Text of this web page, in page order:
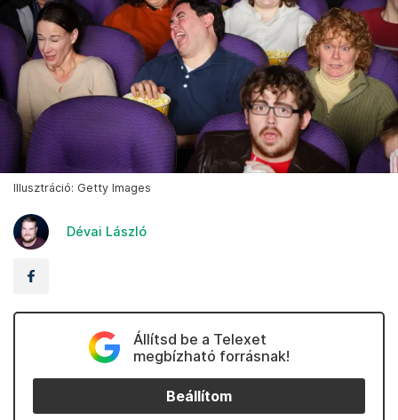
Illusztráció: Getty Images
Dévai László
Állítsd be a Telexet
megbízható forrásnak!
Beállítom